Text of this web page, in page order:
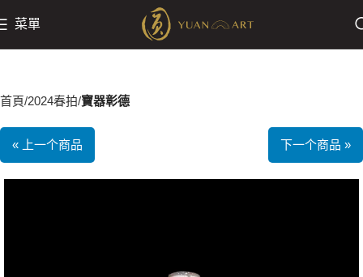
菜單
首頁 2024春拍 寶器彰德
« 上一个商品 下一个商品 »